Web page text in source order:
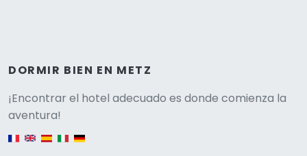
DORMIR BIEN EN METZ
¡Encontrar el hotel adecuado es donde comienza la
aventura!